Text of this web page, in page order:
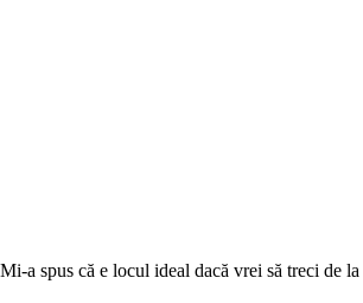
a spus că e locul ideal dacă vrei să treci de la